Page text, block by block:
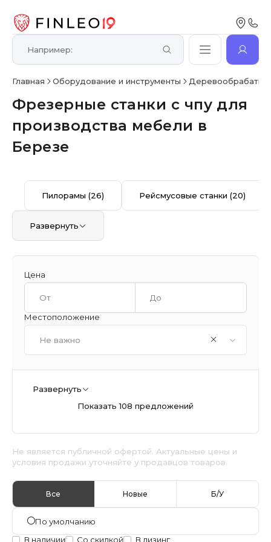
Главная Оборудование и инструменты
Фрезерные станки с чпу для
производства мебели в
Березе
Пилорамы(26) Рейсмусовые станки(20)
Развернуть
Цена
Местоположение
Не важно
Развернуть
Показать 108 предложений
Не является публичной офертой. Актуальные цены и
условия продажи уточняйте у продавцов товаров.
Все Новые Б/У
По умолчанию
В наличии
Со скидкой В лизинг